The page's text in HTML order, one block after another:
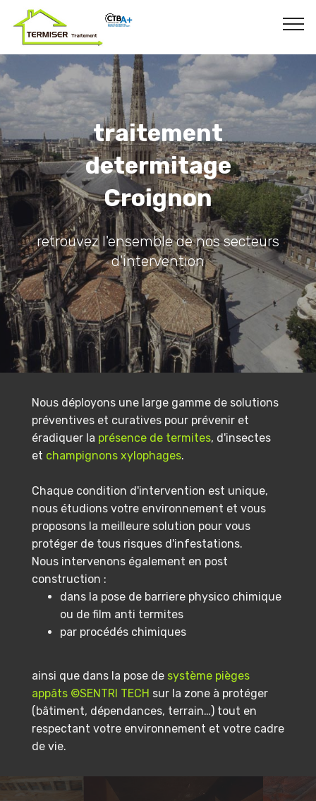
traitement
determitage
Croignon
retrouvez l'ensemble de nos secteurs
d'intervention
Nous déployons une large gamme de solutions
préventives et curatives pour prévenir et
éradiquer la présence de termites, d'insectes
et champignons xylophages.
Chaque condition d'intervention est unique,
nous étudions votre environnement et vous
proposons la meilleure solution pour vous
protéger de tous risques d'infestations.
Nous intervenons également en post
construction :
dans la pose de barriere physico chimique
ou de film anti termites
par procédés chimiques
ainsi que dans la pose de système pièges
appâts ©SENTRI TECH sur la zone à protéger
(bâtiment, dépendances, terrain…) tout en
respectant votre environnement et votre cadre
de vie.